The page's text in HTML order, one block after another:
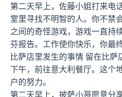
第二天早上，佐藤小姐打来电
室里寻找不明智的人。你不禁
之间的奇怪游戏，游戏一直持
芬报告。工作使你快乐，你最
比萨店里发生的事情 留在比萨
下午，前往意大利餐厅。这个
户的努力。
第二天早上，披萨小哥愿意分